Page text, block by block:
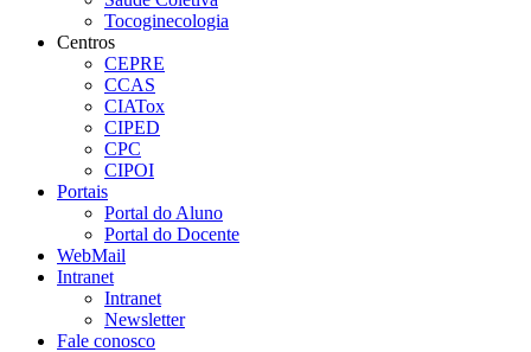
Tocoginecologia
Centros
CEPRE
CCAS
CIATox
CIPED
CPC
CIPOI
Portais
Portal do Aluno
Portal do Docente
WebMail
Intranet
Intranet
Newsletter
Fale conosco